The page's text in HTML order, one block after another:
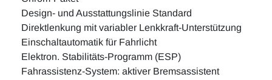
Design- und Ausstattungslinie Standard
Direktlenkung mit variabler Lenkkraft-Unterstützung
Einschaltautomatik für Fahrlicht
Elektron. Stabilitäts-Programm (ESP)
Fahrassistenz-System: aktiver Bremsassistent